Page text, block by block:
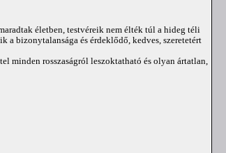
életben, testvéreik nem élték túl a hideg téli
bizonytalansága és érdeklődő, kedves, szeretetért
minden rosszaságról leszoktatható és olyan ártatlan,